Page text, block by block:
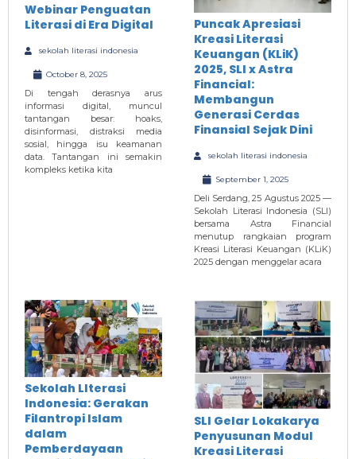
Webinar Penguatan
Literasi di Era Digital
sekolah literasi indonesia
October 8, 2025
Di tengah derasnya arus
informasi digital, muncul
tantangan besar: hoaks,
disinformasi, distraksi media
sosial, hingga isu keamanan
data. Tantangan ini semakin
kompleks ketika kita
Puncak Apresiasi
Kreasi Literasi
Keuangan (KLiK)
2025, SLI x Astra
Financial:
Membangun
Generasi Cerdas
Finansial Sejak Dini
sekolah literasi indonesia
September 1, 2025
Deli Serdang, 25 Agustus 2025 —
Sekolah Literasi Indonesia (SLI)
bersama Astra Financial
menutup rangkaian program
Kreasi Literasi Keuangan (KLiK)
2025 dengan menggelar acara
Sekolah LIterasi
Indonesia: Gerakan
Filantropi Islam
dalam
Pemberdayaan
SLI Gelar Lokakarya
Penyusunan Modul
Kreasi Literasi